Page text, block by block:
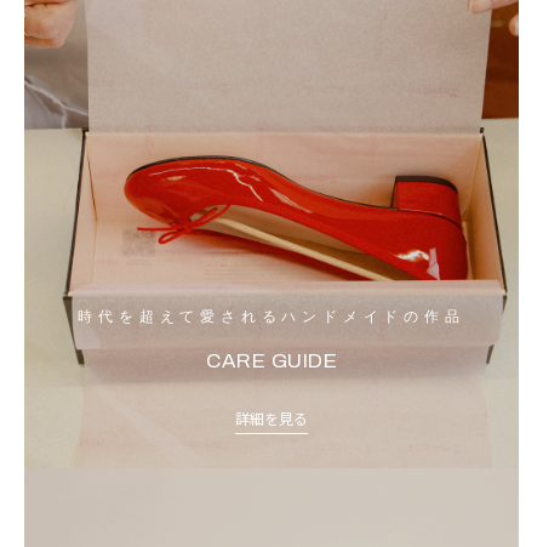
時代を超えて愛されるハンドメイドの作品
CARE GUIDE
詳細を見る